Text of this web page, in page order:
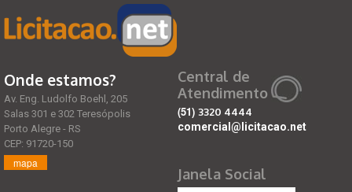
Onde estamos?
Av. Eng. Ludolfo Boehl, 205
Salas 301 e 302 Teresópolis
Porto Alegre - RS
CEP: 91720-150
mapa
Central de
Atendimento
(51) 3320 4444
comercial@licitacao.net
Janela Social